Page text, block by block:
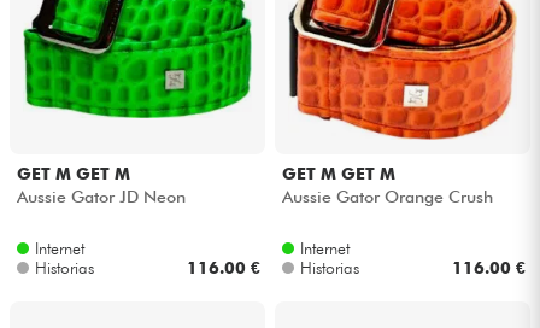
GET M GET M
Aussie Gator JD Neon
Internet
Historias
116.00 €
GET M GET M
Aussie Gator Orange Crush
Internet
Historias
116.00 €